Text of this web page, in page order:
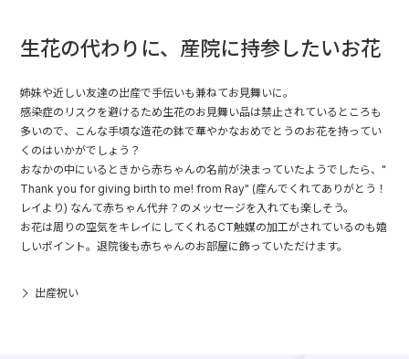
生花の代わりに、産院に持参したいお花
姉妹や近しい友達の出産で手伝いも兼ねてお見舞いに。
感染症のリスクを避けるため生花のお見舞い品は禁止されているところも
多いので、こんな手頃な造花の鉢で華やかなおめでとうのお花を持ってい
くのはいかがでしょう？
おなかの中にいるときから赤ちゃんの名前が決まっていたようでしたら、"
Thank you for giving birth to me! from Ray" (産んでくれてありがとう！
レイより) なんて赤ちゃん代弁？のメッセージを入れても楽しそう。
お花は周りの空気をキレイにしてくれるCT触媒の加工がされているのも嬉
しいポイント。退院後も赤ちゃんのお部屋に飾っていただけます。
出産祝い